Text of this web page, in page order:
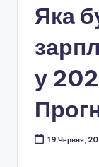
Яка
у
19 Червня,